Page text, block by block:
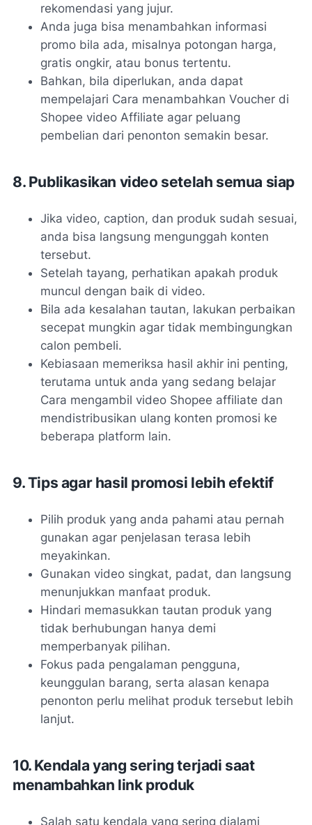
rekomendasi yang jujur.
Anda juga bisa menambahkan informasi
promo bila ada, misalnya potongan harga,
gratis ongkir, atau bonus tertentu.
Bahkan, bila diperlukan, anda dapat
mempelajari Cara menambahkan Voucher di
Shopee video Affiliate agar peluang
pembelian dari penonton semakin besar.
8. Publikasikan video setelah semua siap
Jika video, caption, dan produk sudah sesuai,
anda bisa langsung mengunggah konten
tersebut.
Setelah tayang, perhatikan apakah produk
muncul dengan baik di video.
Bila ada kesalahan tautan, lakukan perbaikan
secepat mungkin agar tidak membingungkan
calon pembeli.
Kebiasaan memeriksa hasil akhir ini penting,
terutama untuk anda yang sedang belajar
Cara mengambil video Shopee affiliate dan
mendistribusikan ulang konten promosi ke
beberapa platform lain.
9. Tips agar hasil promosi lebih efektif
Pilih produk yang anda pahami atau pernah
gunakan agar penjelasan terasa lebih
meyakinkan.
Gunakan video singkat, padat, dan langsung
menunjukkan manfaat produk.
Hindari memasukkan tautan produk yang
tidak berhubungan hanya demi
memperbanyak pilihan.
Fokus pada pengalaman pengguna,
keunggulan barang, serta alasan kenapa
penonton perlu melihat produk tersebut lebih
lanjut.
10. Kendala yang sering terjadi saat
menambahkan link produk
Salah satu kendala yang sering dialami